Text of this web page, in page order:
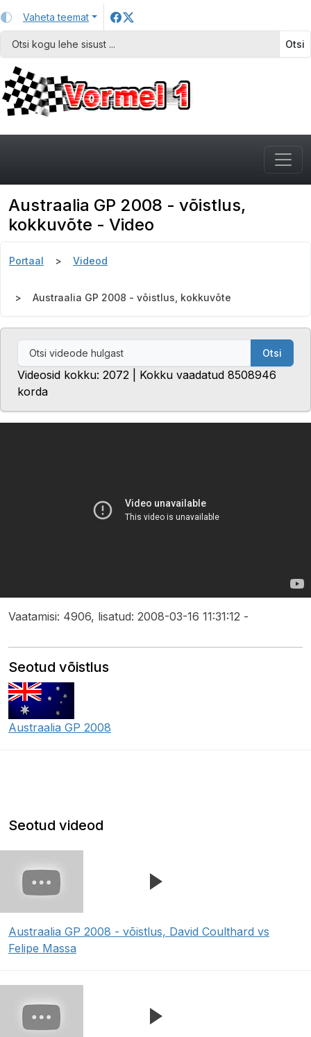
Vaheta teemat
Otsi
Austraalia GP 2008 - võistlus,
kokkuvõte - Video
Portaal Videod
Austraalia GP 2008 - võistlus, kokkuvõte
Otsi
Videosid kokku: 2072 | Kokku vaadatud 8508946
korda
Vaatamisi: 4906, lisatud: 2008-03-16 11:31:12 -
Seotud võistlus
Austraalia GP 2008
Seotud videod
Austraalia GP 2008 - võistlus, David Coulthard vs
Felipe Massa